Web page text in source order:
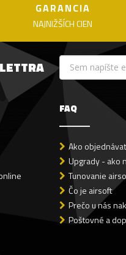
GARANCIA
NAJNIŽŠÍCH CIEN
FAQ
Ako
Upgrady - ako
Tunovanie
Čo je airsoft
Prečo u nás
Poštovné a